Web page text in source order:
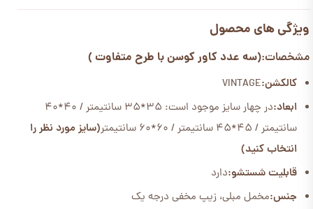
ویژگی های محصول
مشخصات:(سه عدد کاور کوسن با طرح متفاوت )
کالکشن:VINTAGE
ابعاد:
در چهار سایز موجود است: 35*35 سانتیمتر / 40*40
سانتیمتر / 45*45 سانتیمتر / 60*60 سانتیمتر
(سایز مورد نظر را
انتخاب کنید)
قابلیت شستشو:دارد
جنس:مخمل مبلی، زیپ مخفی درجه یک